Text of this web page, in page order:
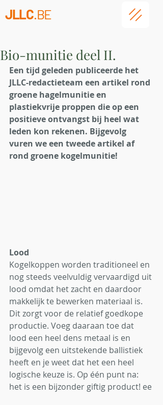
JLLC.BE
Bio-munitie deel II.
Een tijd geleden publiceerde het
JLLC-redactieteam een artikel rond
groene hagelmunitie en
plastiekvrije proppen die op een
positieve ontvangst bij heel wat
leden kon rekenen. Bijgevolg
vuren we een tweede artikel af
rond groene kogelmunitie!
Lood
Kogelkoppen worden traditioneel en
nog steeds veelvuldig vervaardigd uit
lood omdat het zacht en daardoor
makkelijk te bewerken materiaal is.
Dit zorgt voor de relatief goedkope
productie. Voeg daaraan toe dat
lood een heel dens metaal is en
bijgevolg een uitstekende ballistiek
heeft en je weet dat het een heel
logische keuze is. Op één punt na:
het is een bijzonder giftig product! ee